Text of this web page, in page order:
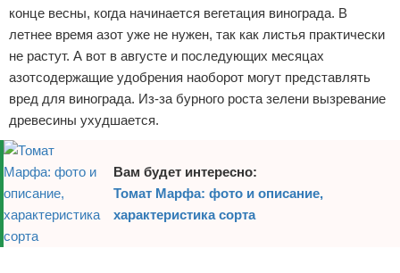
конце весны, когда начинается вегетация винограда. В
летнее время азот уже не нужен, так как листья практически
не растут. А вот в августе и последующих месяцах
азотсодержащие удобрения наоборот могут представлять
вред для винограда. Из-за бурного роста зелени вызревание
древесины ухудшается.
Вам будет интересно:
Томат Марфа: фото и описание,
характеристика сорта